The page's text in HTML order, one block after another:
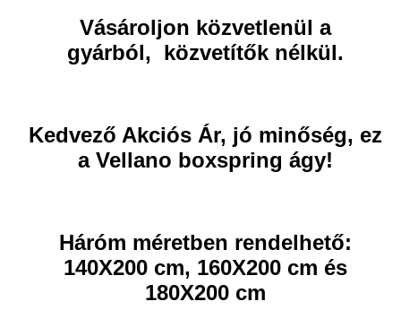
Vásároljon közvetlenül a
gyárból, közvetítők nélkül.
Kedvező Akciós Ár, jó minőség, ez
a Vellano boxspring ágy!
Háróm méretben rendelhető:
140X200 cm, 160X200 cm és
180X200 cm